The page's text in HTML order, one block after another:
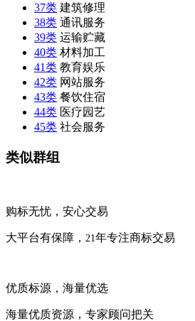
37类 建筑修理
38类 通讯服务
39类 运输贮藏
40类 材料加工
41类 教育娱乐
42类 网站服务
43类 餐饮住宿
44类 医疗园艺
45类 社会服务
类似群组
购标无忧，安心交易
大平台有保障， 21年专注商标交易
优质标源，海量优选
海量优质资源，专家顾问把关